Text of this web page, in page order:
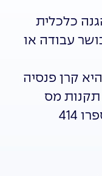
כלכלית
עבודה או
קרן פנסיה
תקנות מס